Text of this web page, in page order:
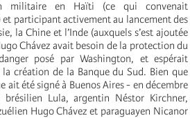
militaire en Haïti (ce qui convenait
participant activement au lancement des
la Chine et l’Inde (auxquels s’est ajoutée
Chávez avait besoin de la protection du
posé par Washington, et espérait
création de la Banque du Sud. Bien que
ait été signé à Buenos Aires - en décembre
Lula, argentin Néstor Kirchner,
Hugo Chávez et paraguayen Nicanor